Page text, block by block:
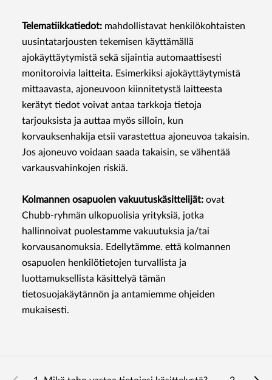
Telematiikkatiedot: mahdollistavat henkilökohtaisten
uusintatarjousten tekemisen käyttämällä
ajokäyttäytymistä sekä sijaintia automaattisesti
monitoroivia laitteita. Esimerkiksi ajokäyttäytymistä
mittaavasta, ajoneuvoon kiinnitetystä laitteesta
kerätyt tiedot voivat antaa tarkkoja tietoja
tarjouksista ja auttaa myös silloin, kun
korvauksenhakija etsii varastettua ajoneuvoa takaisin.
Jos ajoneuvo voidaan saada takaisin, se vähentää
varkausvahinkojen riskiä.
Kolmannen osapuolen vakuutuskäsittelijät: ovat
Chubb-ryhmän ulkopuolisia yrityksiä, jotka
hallinnoivat puolestamme vakuutuksia ja/tai
korvausanomuksia. Edellytämme. että kolmannen
osapuolen henkilötietojen turvallista ja
luottamuksellista käsittelyä tämän
tietosuojakäytännön ja antamiemme ohjeiden
mukaisesti.